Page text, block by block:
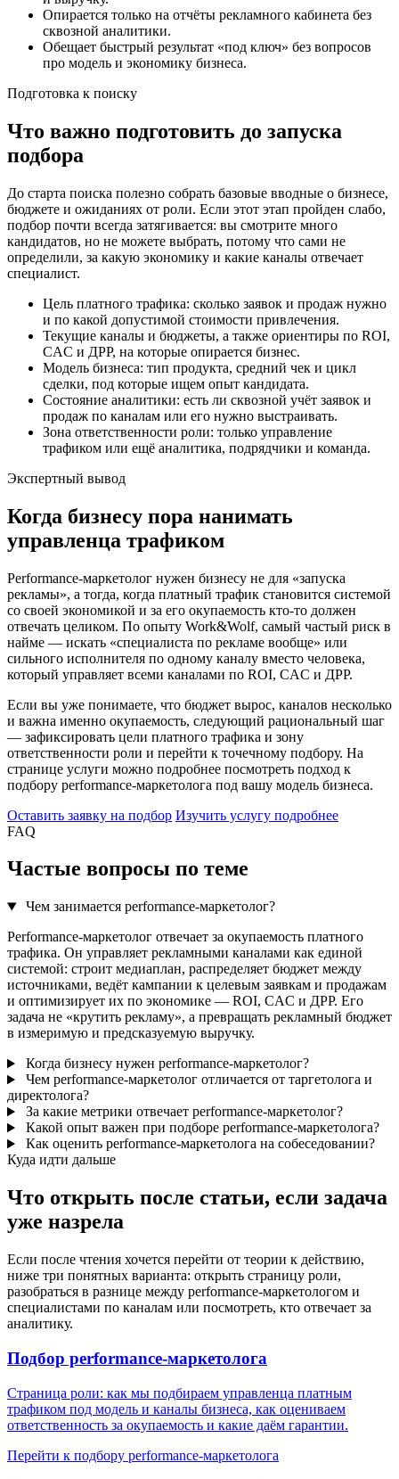
Опирается только на отчёты рекламного кабинета без
сквозной аналитики.
Обещает быстрый результат «под ключ» без вопросов
про модель и экономику бизнеса.
Подготовка к поиску
Что важно подготовить до запуска
подбора
До старта поиска полезно собрать базовые вводные о бизнесе,
бюджете и ожиданиях от роли. Если этот этап пройден слабо,
подбор почти всегда затягивается: вы смотрите много
кандидатов, но не можете выбрать, потому что сами не
определили, за какую экономику и какие каналы отвечает
специалист.
Цель платного трафика: сколько заявок и продаж нужно
и по какой допустимой стоимости привлечения.
Текущие каналы и бюджеты, а также ориентиры по ROI,
CAC и ДРР, на которые опирается бизнес.
Модель бизнеса: тип продукта, средний чек и цикл
сделки, под которые ищем опыт кандидата.
Состояние аналитики: есть ли сквозной учёт заявок и
продаж по каналам или его нужно выстраивать.
Зона ответственности роли: только управление
трафиком или ещё аналитика, подрядчики и команда.
Экспертный вывод
Когда бизнесу пора нанимать
управленца трафиком
Performance-маркетолог нужен бизнесу не для «запуска
рекламы», а тогда, когда платный трафик становится системой
со своей экономикой и за его окупаемость кто-то должен
отвечать целиком. По опыту Work&Wolf, самый частый риск в
найме — искать «специалиста по рекламе вообще» или
сильного исполнителя по одному каналу вместо человека,
который управляет всеми каналами по ROI, CAC и ДРР.
Если вы уже понимаете, что бюджет вырос, каналов несколько
и важна именно окупаемость, следующий рациональный шаг
— зафиксировать цели платного трафика и зону
ответственности роли и перейти к точечному подбору. На
странице услуги можно подробнее посмотреть подход к
подбору performance-маркетолога под вашу модель бизнеса.
Оставить заявку на подбор Изучить услугу подробнее
FAQ
Частые вопросы по теме
Чем занимается performance-маркетолог?
Performance-маркетолог отвечает за окупаемость платного
трафика. Он управляет рекламными каналами как единой
системой: строит медиаплан, распределяет бюджет между
источниками, ведёт кампании к целевым заявкам и продажам
и оптимизирует их по экономике — ROI, CAC и ДРР. Его
задача не «крутить рекламу», а превращать рекламный бюджет
в измеримую и предсказуемую выручку.
Когда бизнесу нужен performance-маркетолог?
Чем performance-маркетолог отличается от таргетолога и
директолога?
За какие метрики отвечает performance-маркетолог?
Какой опыт важен при подборе performance-маркетолога?
Как оценить performance-маркетолога на собеседовании?
Куда идти дальше
Что открыть после статьи, если задача
уже назрела
Если после чтения хочется перейти от теории к действию,
ниже три понятных варианта: открыть страницу роли,
разобраться в разнице между performance-маркетологом и
специалистами по каналам или посмотреть, кто отвечает за
аналитику.
Подбор performance-маркетолога
Страница роли: как мы подбираем управленца платным
трафиком под модель и каналы бизнеса, как оцениваем
ответственность за окупаемость и какие даём гарантии.
Перейти к подбору performance-маркетолога